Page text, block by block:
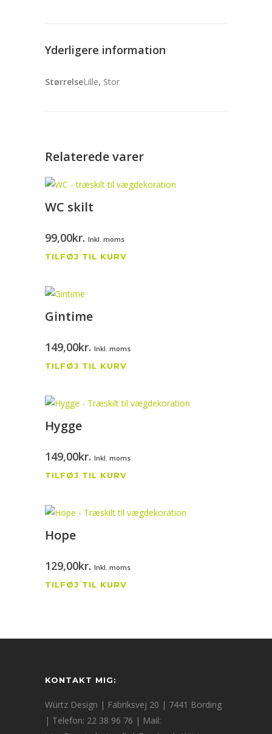
Yderligere information
StørrelseLille, Stor
Relaterede varer
WC skilt
99,00kr. Inkl. moms
TILFØJ TIL KURV
Gintime
149,00kr. Inkl. moms
TILFØJ TIL KURV
Hygge
149,00kr. Inkl. moms
TILFØJ TIL KURV
Hope
129,00kr. Inkl. moms
TILFØJ TIL KURV
KONTAKT MIG:
Würtz Design | Fabriksvej 20 | 7441 Bording
| Telefon: 22 38 96 76 | Mail: